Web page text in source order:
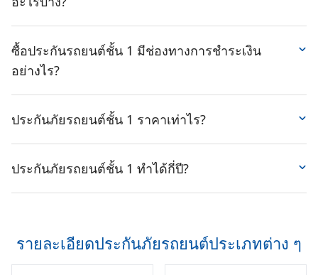
เสนอราคา" เจ้าหน้าที่จะติดต่อกลับเพื่อสอบถามข้อมูลเพิ่ม
เติม พร้อมส่งใบเสนอราคาประกันรถยนต์ให้ทันที
โทรเบอร์
02-3925500 ติดต่อแจ้งข้อมูลรถยนต์ที่ต้องการ
ทำประกันรถยนต์ชั้น 1 หรือชั้นอื่น ๆ กับ SILKSPAN Call
Center แล้วรอรับใบเสนอราคาทางไลน์ได้เลย
โดย SILKSPAN พร้อมที่จะให้คำปรึกษาและแนะนำให้คุณ
เลือกประกันรถยนต์ชั้น 1 ราคาถูกที่เหมาะสมที่สุดสำหรับคุณ
และรถยนต์ของคุณ
ประกันทุกครั้ง ซึ่งเบอร์ติดต่อจะระบุไว้ที่เอกสารกรมธรรม์ ไม่ว่าคุณ
จะทำประกันรถยนต์ชั้น 1,ประกันรถยนต์ 2+หรือประกันรถยนต์ 3+
เพื่อทำเรื่องเคลมประกันชั้น 1 โดยที่คุณไม่ต้องไปเจรจาต่อรองกับคู่
กรณีด้วยตัวเองให้ยุ่งยาก ทั้งนี้หากคุณเป็นฝ่ายผิดกลายเป็นคดีอาญา
ประกันชั้น 1 ยังรองรับออกค่าใช้จ่ายค่าประกันตัวผู้ขับขี่ไว้ให้อีก
ด้วย
กรณีเกิดเหตุฉุกเฉินเกี่ยวกับรถยนต์
กับ SILKSPAN จะได้รับสิทธิพิเศษสามารถเรียกใช้บริการช่วยเหลือ
ส่วนลดหมดไกล เมื่อต่อประกันรถล่วงหน้าลดสูงสุด 500
บาท
ส่วนลดประวัติดีไม่มีเคลม 500-1,000 บาท
บริการรถใช้ระหว่างซ่อมหรือเบิกค่าเดินทาง 1,000 บาท
บริการช่วยเหลือฉุกเฉินบนท้องถนน 24 ชม. จาก Claim-Di
ซื้อประกันรถยนต์ชั้น 1 มีช่องทางการชำระเงิน
อย่างไร?
สามารถเลือกชำระประกันรถยนต์ชั้น 1 ได้ 4 ช่องทาง ดังนี้
ผ่อนเงินสด นานสูงสุด 10 เดือน
ผ่อนผ่านบัตรเครดิตนานสูงสุด 10 เดือน
โอนเงินได้ทุกธนาคาร
ชำระผ่านบัตรเดบิตของธนาคาร
ประกันภัยรถยนต์ชั้น 1 ราคาเท่าไร?
ประกันรถยนต์ชั้น 1ของ SILKSPAN ราคาเริ่มต้นเพียง 750
บาท/เดือน ผ่อนได้แบบใช้ และไม่ใช้บัตรเครดิต ผ่อนได้สูงสุด
ยิ่งอยากได้วงเงินที่สูง ค่าเบี้ยก็จะสูงขึ้นตามไปด้วยเช่นกัน
ประกันภัยรถยนต์ชั้น 1 ทำได้กี่ปี?
โดยทั่วไปประกันรถยนต์ชั้น 1รถยนต์ที่สามารถทำได้จะมีอายุ
แห่ง แต่ในบางบริษัทก็ขยายกรอบอายุการทำประกันชั้น 1 ให้
ได้ถึง 10 ปี แต่ก็ต้องขึ้นอยู่กับข้อกำหนด และเงื่อนไขที่ทาง
บริษัทประกันภัยแต่ละแห่งกำหนดมาด้วยเช่นกัน
รายละเอียดประกันภัยรถยนต์ประเภทต่าง ๆ